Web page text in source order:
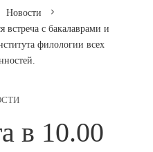
Новости
встреча с бакалаврами и
филологии всех
в 10.00